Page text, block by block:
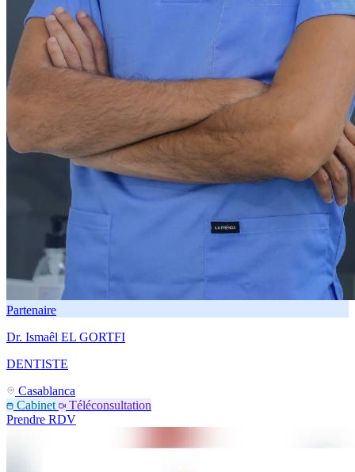
Partenaire
Dr. Ismaêl EL GORTFI
DENTISTE
Casablanca
Cabinet
Téléconsultation
Prendre RDV